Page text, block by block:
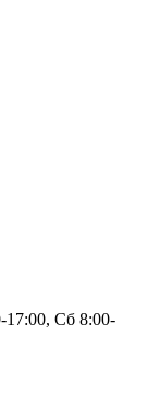
Сб 8:00-